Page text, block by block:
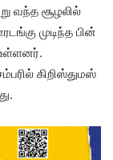
வந்த சூழலில்
முடிந்த பின்
உள்ளனர்.
கிறிஸ்துமஸ்